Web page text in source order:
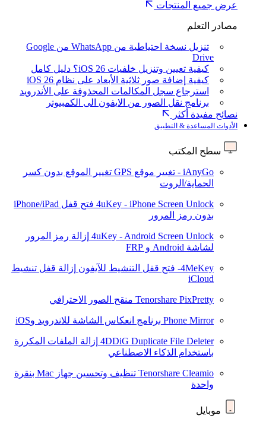
عرض جميع المنتجات
مصادر التعلم
تنزيل نسخة احتياطية من WhatsApp من Google
Drive
كيفية تعيين وتنزيل خلفيات iOS 26؟ دليل كامل
كيفية إضافة صور ثلاثية الأبعاد على نظام iOS 26
استرجاع سجل المكالمات المحذوفة على الأندرويد
برنامج نقل الصور من الايفون الى الكمبيوتر
نصائح مفيدة أكثر
الأدوات المساعدة & التطبيق
سطح المكتب
iAnyGo - تغيير موقع GPS
تغيير الموقع بدون كسر
الحماية/الروت
4uKey - iPhone Screen Unlock
فتح قفل iPhone/iPad
بدون رمز المرور
4uKey - Android Screen Unlock إزالة رمز المرور
لشاشة Android و FRP
4MeKey- فتح قفل التنشيط للآيفون
إزالة قفل تنشيط
iCloud
Tenorshare PixPretty منقح الصور الاحترافي
Phone Mirror برنامج انعكاس الشاشة للاندرويد وiOS
4DDiG Duplicate File Deleter إزالة الملفات المكررة
باستخدام الذكاء الاصطناعي
Tenorshare Cleamio
تنظيف وتحسين جهاز Mac بنقرة
واحدة
موبايل